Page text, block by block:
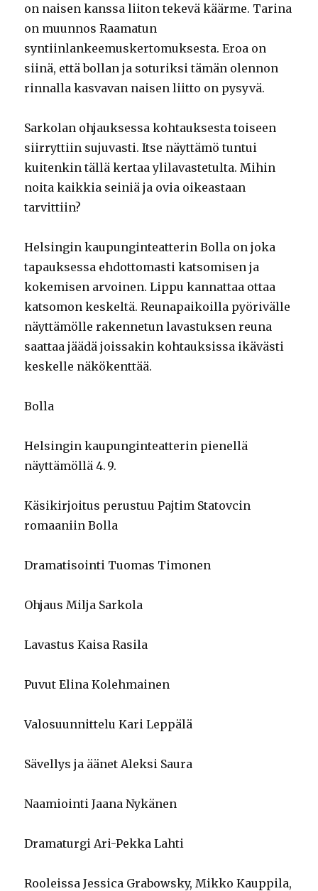
on naisen kanssa liiton tekevä käärme. Tarina
on muunnos Raamatun
syntiinlankeemuskertomuksesta. Eroa on
siinä, että bollan ja soturiksi tämän olennon
rinnalla kasvavan naisen liitto on pysyvä.
Sarkolan ohjauksessa kohtauksesta toiseen
siirryttiin sujuvasti. Itse näyttämö tuntui
kuitenkin tällä kertaa ylilavastetulta. Mihin
noita kaikkia seiniä ja ovia oikeastaan
tarvittiin?
Helsingin kaupunginteatterin Bolla on joka
tapauksessa ehdottomasti katsomisen ja
kokemisen arvoinen. Lippu kannattaa ottaa
katsomon keskeltä. Reunapaikoilla pyörivälle
näyttämölle rakennetun lavastuksen reuna
saattaa jäädä joissakin kohtauksissa ikävästi
keskelle näkökenttää.
Bolla
Helsingin kaupunginteatterin pienellä
näyttämöllä 4. 9.
Käsikirjoitus perustuu Pajtim Statovcin
romaaniin Bolla
Dramatisointi Tuomas Timonen
Ohjaus Milja Sarkola
Lavastus Kaisa Rasila
Puvut Elina Kolehmainen
Valosuunnittelu Kari Leppälä
Sävellys ja äänet Aleksi Saura
Naamiointi Jaana Nykänen
Dramaturgi Ari-Pekka Lahti
Rooleissa Jessica Grabowsky, Mikko Kauppila,